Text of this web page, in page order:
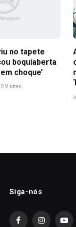
no tapete
boquiaberta
choque’
0 Visitas
Siga-nós
FacebookInstagram